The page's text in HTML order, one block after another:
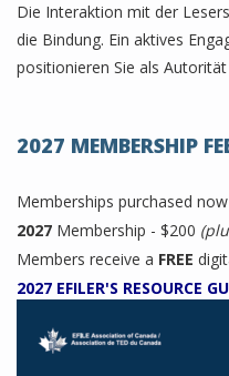
Die Interaktion mit der
die Bindung. Ein aktives
positionieren Sie als
2027 MEMBERSHIP
Memberships purchased
2027 Membership - $200
Members receive a FREE
2027 EFILER'S RESOURCE